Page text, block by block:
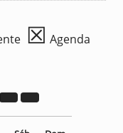
☒ Agenda